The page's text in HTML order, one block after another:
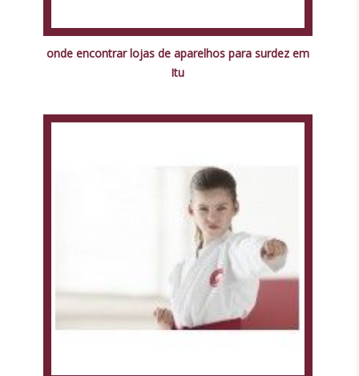
onde encontrar lojas de aparelhos para surdez em
Itu